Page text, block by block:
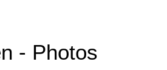
- Photos